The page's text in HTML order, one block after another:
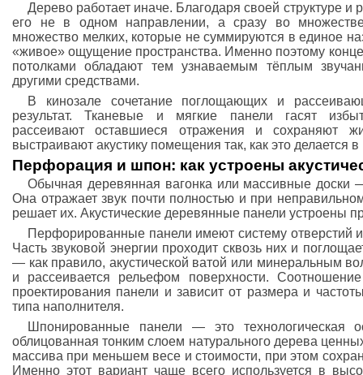
Дерево работает иначе. Благодаря своей структуре и
его не в одном направлении, а сразу во
множество мелких, которые не суммируются в единое
«живое» ощущение пространства. Именно поэтому
потолками обладают тем узнаваемым тёплым
другими средствами.
В кинозале сочетание поглощающих и
результат. Тканевые и мягкие панели гасят
рассеивают оставшиеся отражения и сохраняют
выстраивают акустику помещения так, как это делается
Перфорация и шпон: как устроены
Обычная деревянная вагонка или массивные доски
Она отражает звук почти полностью и при
решает их. Акустические деревянные панели устроены
Перфорированные панели имеют систему отверстий
Часть звуковой энергии проходит сквозь них и
— как правило, акустической ватой или минеральным
и рассеивается рельефом поверхности.
проектирования панели и зависит от размера и
типа наполнителя.
Шпонированные панели — это технологическая
облицованная тонким слоем натурального дерева
массива при меньшем весе и стоимости, при этом
Именно этот вариант чаще всего используется в